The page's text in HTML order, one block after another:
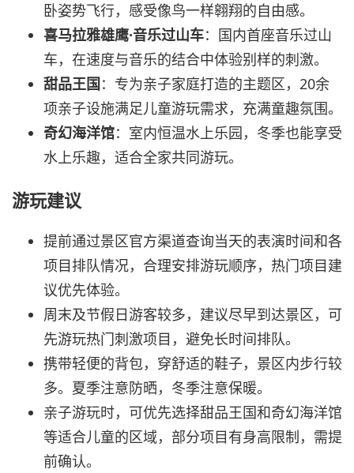
卧姿势飞行，感受像鸟一样翱翔的自由感。
喜马拉雅雄鹰·音乐过山车：国内首座音乐过山
车，在速度与音乐的结合中体验别样的刺激。
甜品王国：专为亲子家庭打造的主题区，20余
项亲子设施满足儿童游玩需求，充满童趣氛围。
奇幻海洋馆：室内恒温水上乐园，冬季也能享受
水上乐趣，适合全家共同游玩。
游玩建议
提前通过景区官方渠道查询当天的表演时间和各
项目排队情况，合理安排游玩顺序，热门项目建
议优先体验。
周末及节假日游客较多，建议尽早到达景区，可
先游玩热门刺激项目，避免长时间排队。
携带轻便的背包，穿舒适的鞋子，景区内步行较
多。夏季注意防晒，冬季注意保暖。
亲子游玩时，可优先选择甜品王国和奇幻海洋馆
等适合儿童的区域，部分项目有身高限制，需提
前确认。